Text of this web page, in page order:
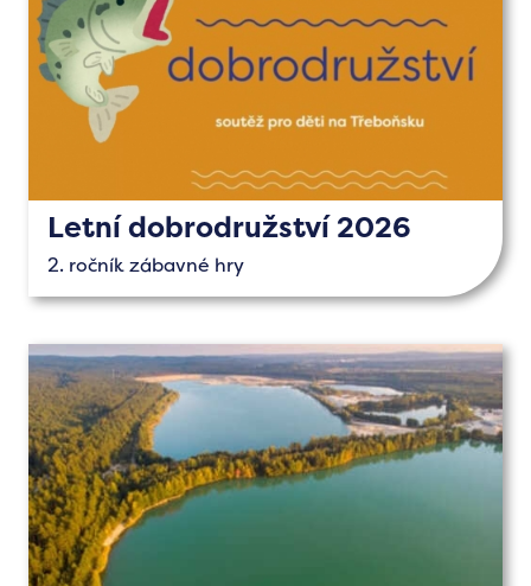
Letní dobrodružství 2026
2. ročník zábavné hry